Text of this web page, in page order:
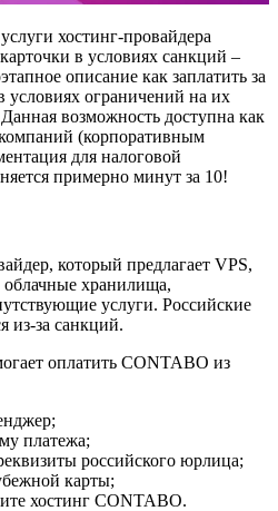
хостинг-провайдера
в условиях санкций –
описание как заплатить за
ограничений на их
возможность доступна как
(корпоративным
для налоговой
примерно минут за 10!
который предлагает VPS,
хранилища,
услуги. Российские
из-за санкций.
оплатить CONTABO из
платежа;
российского юрлица;
карты;
хостинг CONTABO.